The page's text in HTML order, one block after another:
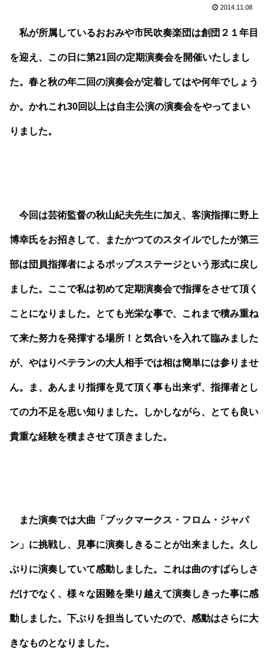
2014.11.08
私が所属しているおおみや市民吹奏楽団は創団２１年目
を迎え、この日に第21回の定期演奏会を開催いたしまし
た。春と秋の年二回の演奏会が定着してはや何年でしょう
か。かれこれ30回以上は自主公演の演奏会をやってまい
りました。
今回は芸術監督の秋山紀夫先生に加え、客演指揮に野上
博幸氏をお招きして、またかつてのスタイルでしたが第三
部は団員指揮者によるポップスステージという形式に戻し
ました。ここで私は初めて定期演奏会で指揮をさせて頂く
ことになりました。とても光栄な事で、これまで積み重ね
て来た努力を発揮する場所！と気合いを入れて臨みました
が、やはりベテランの大人相手では相は簡単には参りませ
ん。ま、あんまり指揮を見て頂く事も出来ず、指揮者とし
ての力不足を思い知りました。しかしながら、とても良い
貴重な経験を積まさせて頂きました。
また演奏では大曲「ブックマークス・フロム・ジャパ
ン」に挑戦し、見事に演奏しきることが出来ました。久し
ぶりに演奏していて感動しました。これは曲のすばらしさ
だけでなく、様々な困難を乗り越えて演奏しきった事に感
動しました。下ぶりを担当していたので、感動はさらに大
きなものとなりました。